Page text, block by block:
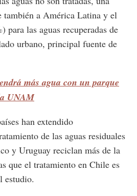
también a América Latina y el
para las aguas recuperadas de
urbano, principal fuente de
más agua con un parque
UNAM
han extendido
de las aguas residuales
y Uruguay reciclan más de la
que el tratamiento en Chile es
estudio.